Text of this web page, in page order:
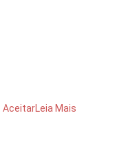
AceitarLeia Mais